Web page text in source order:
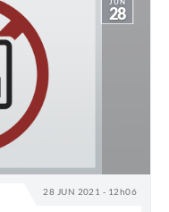
28 JUN 2021 - 12h06
JUN
28